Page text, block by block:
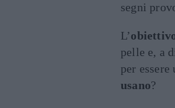
segni
L’
pelle e, a
per
usano?